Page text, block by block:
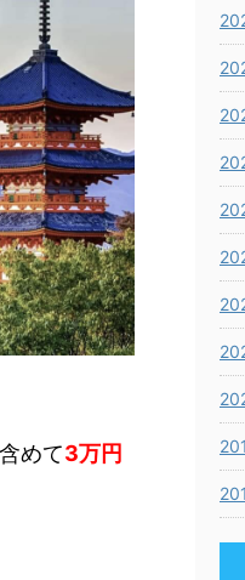
めて3万円